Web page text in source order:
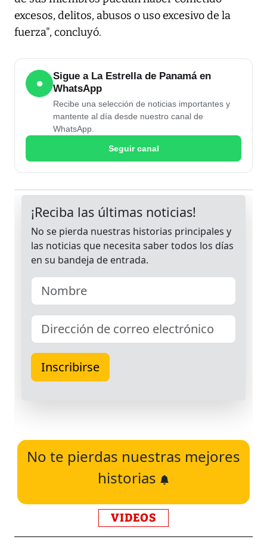
excesos, delitos, abusos o uso excesivo de la
fuerza", concluyó.
●
Sigue a La Estrella de Panamá en
WhatsApp
Recibe una selección de noticias importantes y
mantente al día desde nuestro canal de
WhatsApp.
Seguir canal
No te pierdas nuestras mejores
historias
VIDEOS